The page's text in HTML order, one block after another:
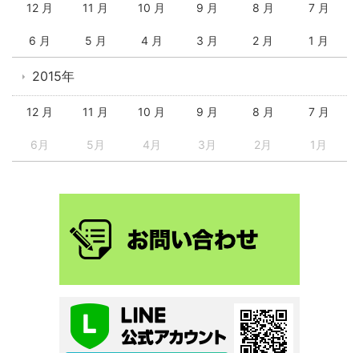
12 月 11 月 10 月 9 月 8 月 7 月
6 月 5 月 4 月 3 月 2 月 1 月
2015年
12 月 11 月 10 月 9 月 8 月 7 月
6月 5月 4月 3月 2月 1月